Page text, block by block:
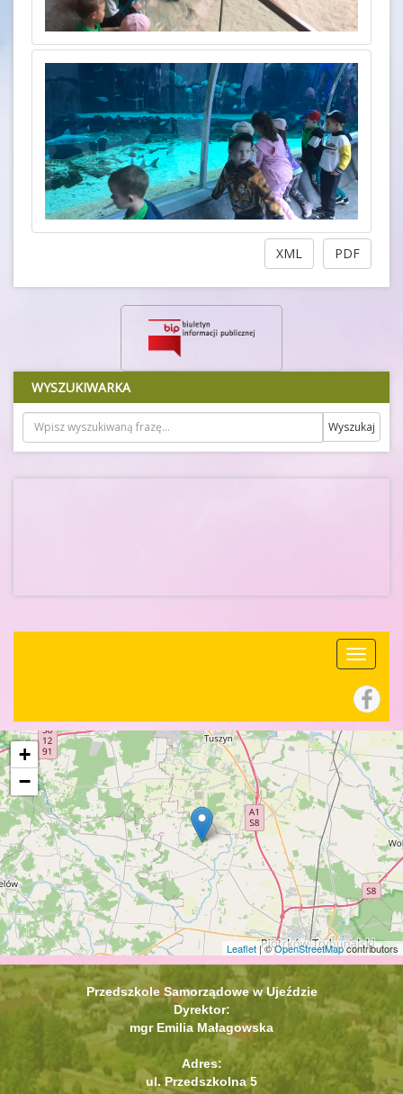
PDF
XML
WYSZUKIWARKA
+
−
Leaflet | ©OpenStreetMapcontributors
Przedszkole Samorządowe w Ujeździe
Dyrektor:
mgr Emilia Małagowska
Adres:
ul. Przedszkolna 5